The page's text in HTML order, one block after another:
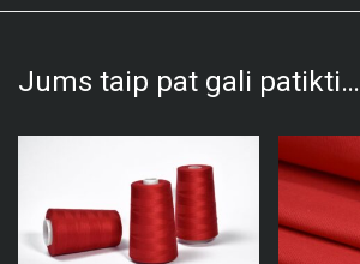
Jums taip pat gali patikti…